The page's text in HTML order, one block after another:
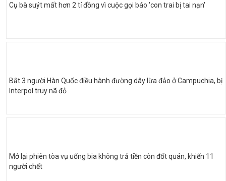
Cụ bà suýt mất hơn 2 tỉ đồng vì cuộc gọi báo 'con trai bị tai nạn'
Bắt 3 người Hàn Quốc điều hành đường dây lừa đảo ở Campuchia, bị
Interpol truy nã đỏ
Mở lại phiên tòa vụ uống bia không trả tiền còn đốt quán, khiến 11
người chết